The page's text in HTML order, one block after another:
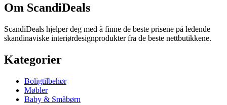
Om ScandiDeals
ScandiDeals hjelper deg med å finne de beste prisene på ledende
skandinaviske interiørdesignprodukter fra de beste nettbutikkene.
Kategorier
Boligtilbehør
Møbler
Baby & Småbørn